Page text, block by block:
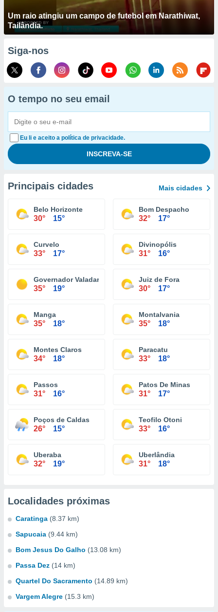
Um raio atingiu um campo de futebol em Narathiwat,
Tailândia.
Siga-nos
O tempo no seu email
Eu li e aceito a política de privacidade.
Principais cidades Mais cidades
Belo Horizonte
30° 15°
Bom Despacho
32° 17°
Curvelo
33° 17°
Divinopólis
31° 16°
Governador Valadares
35° 19°
Juiz de Fora
30° 17°
Manga
35° 18°
Montalvania
35° 18°
Montes Claros
34° 18°
Paracatu
33° 18°
Passos
31° 16°
Patos De Minas
31° 17°
Poços de Caldas
26° 15°
Teofilo Otoni
33° 16°
Uberaba
32° 19°
Uberlândia
31° 18°
Localidades próximas
Caratinga (8.37 km)
Sapucaia (9.44 km)
Bom Jesus Do Galho (13.08 km)
Passa Dez (14 km)
Quartel Do Sacramento (14.89 km)
Vargem Alegre (15.3 km)